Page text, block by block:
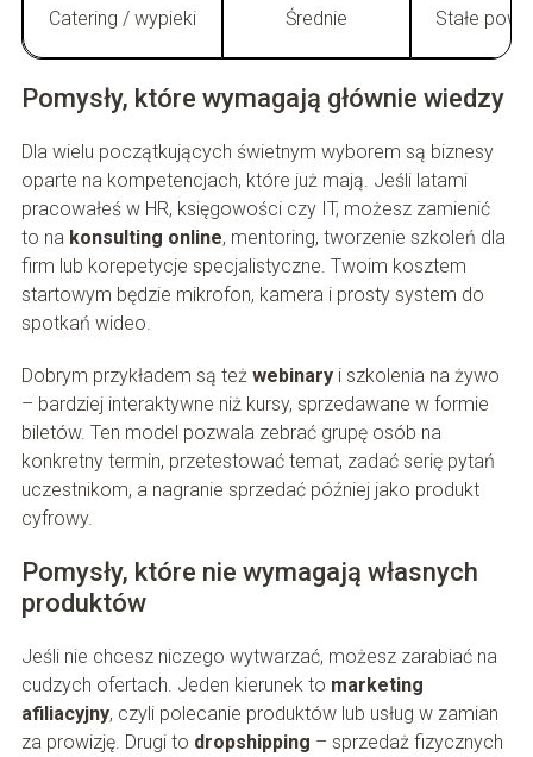
Catering / wypieki Średnie Stałe
Pomysły, które wymagają głównie wiedzy
Dla wielu początkujących świetnym wyborem są biznesy
oparte na kompetencjach, które już mają. Jeśli latami
pracowałeś w HR, księgowości czy IT, możesz zamienić
to na konsulting online, mentoring, tworzenie szkoleń dla
firm lub korepetycje specjalistyczne. Twoim kosztem
startowym będzie mikrofon, kamera i prosty system do
spotkań wideo.
Dobrym przykładem są też webinaryi szkolenia na żywo
– bardziej interaktywne niż kursy, sprzedawane w formie
biletów. Ten model pozwala zebrać grupę osób na
konkretny termin, przetestować temat, zadać serię pytań
uczestnikom, a nagranie sprzedać później jako produkt
cyfrowy.
Pomysły, które nie wymagają własnych
produktów
Jeśli nie chcesz niczego wytwarzać, możesz zarabiać na
cudzych ofertach. Jeden kierunek to marketing
afiliacyjny, czyli polecanie produktów lub usług w zamian
za prowizję. Drugi to dropshipping – sprzedaż fizycznych